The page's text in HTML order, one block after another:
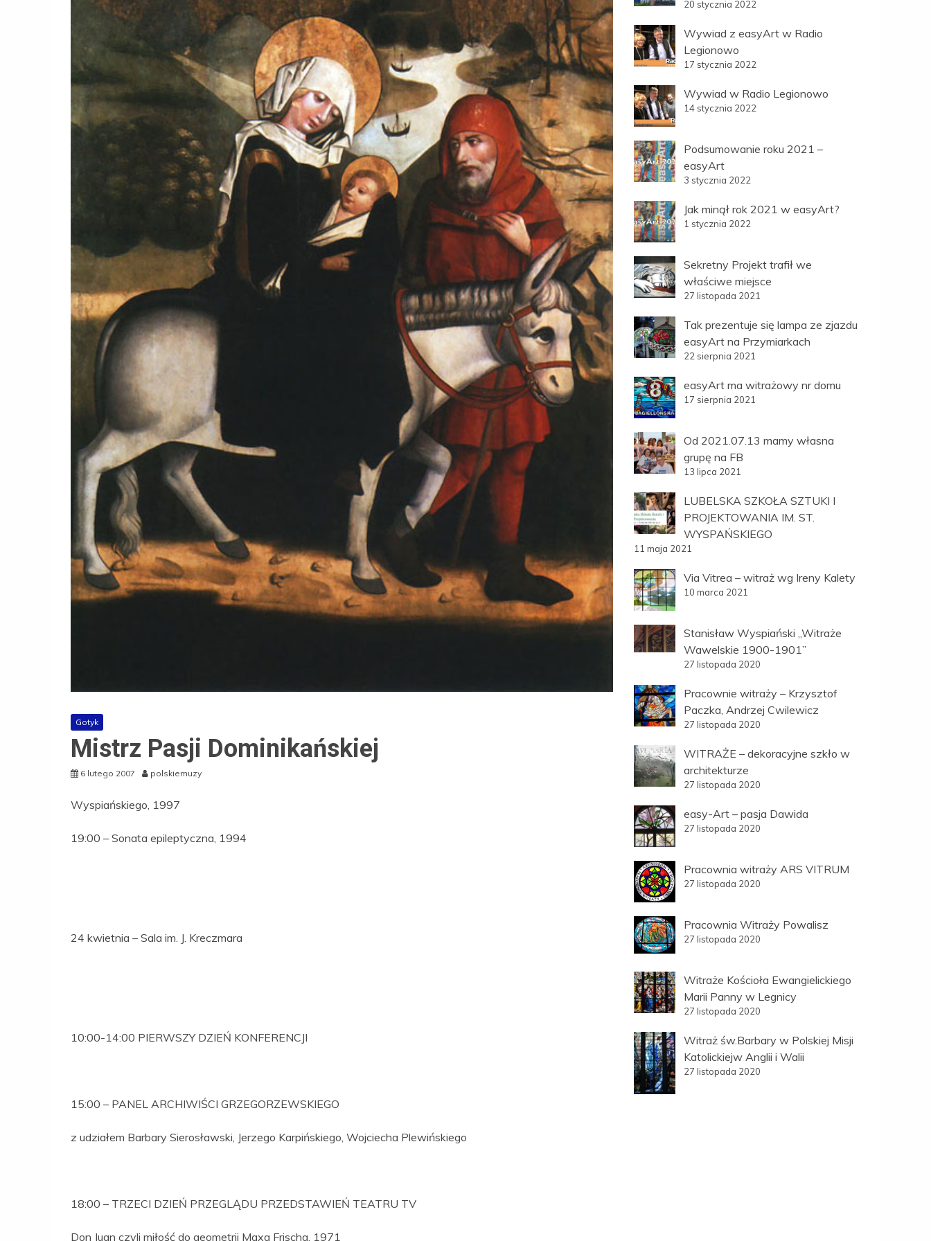
Gotyk
Mistrz Pasji Dominikańskiej
6 lutego 2007 polskiemuzy
Wyspiańskiego, 1997
19:00 – Sonata epileptyczna, 1994
24 kwietnia – Sala im. J. Kreczmara
10:00-14:00 PIERWSZY DZIEŃ KONFERENCJI
15:00 – PANEL ARCHIWIŚCI GRZEGORZEWSKIEGO
z udziałem Barbary Sierosławski, Jerzego Karpińskiego, Wojciecha Plewińskiego
18:00 – TRZECI DZIEŃ PRZEGLĄDU PRZEDSTAWIEŃ TEATRU TV
Don Juan czyli miłość do geometrii Maxa Frischa, 1971
20 stycznia 2022
Wywiad z easyArt w Radio
Legionowo
17 stycznia 2022
Wywiad w Radio Legionowo
14 stycznia 2022
Podsumowanie roku 2021 –
easyArt
3 stycznia 2022
Jak minął rok 2021 w easyArt?
1 stycznia 2022
Sekretny Projekt trafił we
właściwe miejsce
27 listopada 2021
Tak prezentuje się lampa ze zjazdu
easyArt na Przymiarkach
22 sierpnia 2021
easyArt ma witrażowy nr domu
17 sierpnia 2021
Od 2021.07.13 mamy własna
grupę na FB
13 lipca 2021
LUBELSKA SZKOŁA SZTUKI I
PROJEKTOWANIA IM. ST.
WYSPAŃSKIEGO
11 maja 2021
Via Vitrea – witraż wg Ireny Kalety
10 marca 2021
Stanisław Wyspiański „Witraże
Wawelskie 1900-1901”
27 listopada 2020
Pracownie witraży – Krzysztof
Paczka, Andrzej Cwilewicz
27 listopada 2020
WITRAŻE – dekoracyjne szkło w
architekturze
27 listopada 2020
easy-Art – pasja Dawida
27 listopada 2020
Pracownia witraży ARS VITRUM
27 listopada 2020
Pracownia Witraży Powalisz
27 listopada 2020
Witraże Kościoła Ewangielickiego
Marii Panny w Legnicy
27 listopada 2020
Witraż św.Barbary w Polskiej Misji
Katolickiejw Anglii i Walii
27 listopada 2020